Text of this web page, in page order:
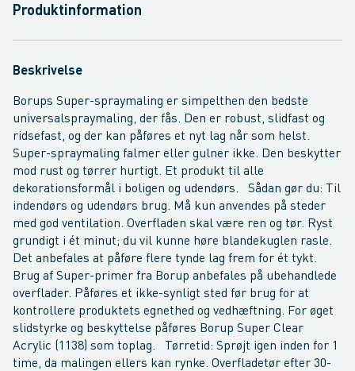
Produktinformation
Beskrivelse
Borups Super-spraymaling er simpelthen den bedste
universalspraymaling, der fås. Den er robust, slidfast og
ridsefast, og der kan påføres et nyt lag når som helst.
Super-spraymaling falmer eller gulner ikke. Den beskytter
mod rust og tørrer hurtigt. Et produkt til alle
dekorationsformål i boligen og udendørs. Sådan gør du: Til
indendørs og udendørs brug. Må kun anvendes på steder
med god ventilation. Overfladen skal være ren og tør. Ryst
grundigt i ét minut; du vil kunne høre blandekuglen rasle.
Det anbefales at påføre flere tynde lag frem for ét tykt.
Brug af Super-primer fra Borup anbefales på ubehandlede
overflader. Påføres et ikke-synligt sted før brug for at
kontrollere produktets egnethed og vedhæftning. For øget
slidstyrke og beskyttelse påføres Borup Super Clear
Acrylic (1138) som toplag. Tørretid: Sprøjt igen inden for 1
time, da malingen ellers kan rynke. Overfladetør efter 30-